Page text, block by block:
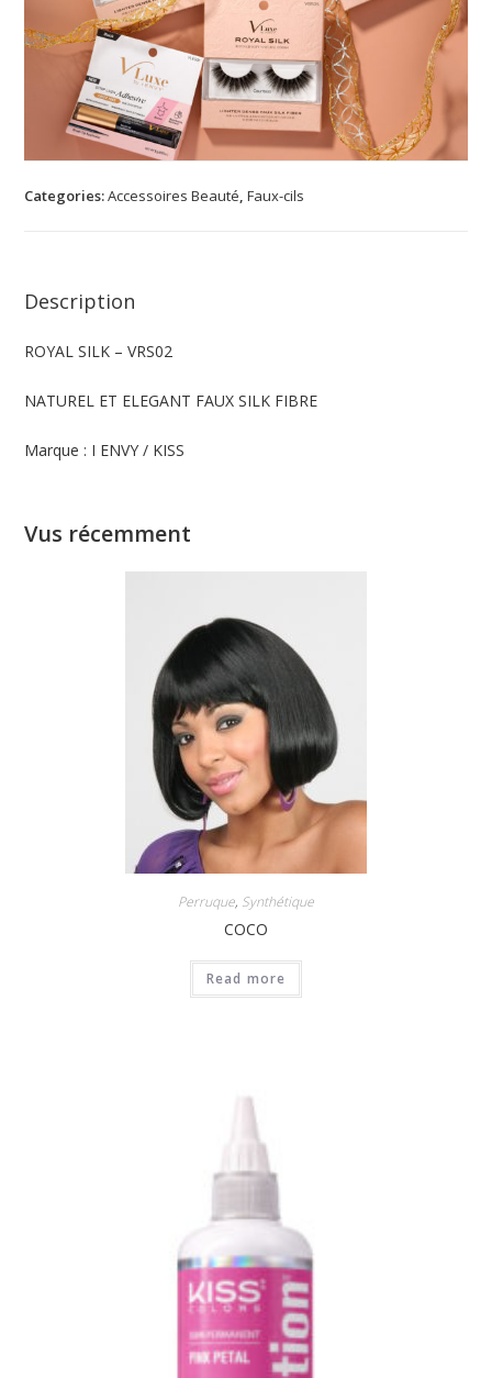
Categories:Accessoires Beauté ,Faux-cils
Description
ROYAL SILK – VRS02
NATUREL ET ELEGANT FAUX SILK FIBRE
Marque : I ENVY / KISS
Vus récemment
Perruque, Synthétique
COCO
Read more